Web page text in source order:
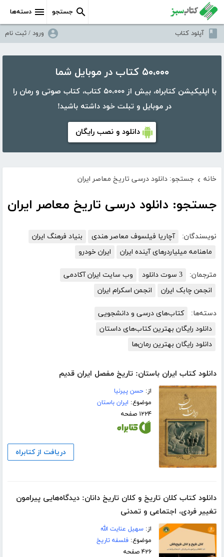
دسته‌ها جستجو
آپلود کتاب ورود / ثبت نام
۵۰،۰۰۰ کتاب در موبایل شما
با اپلیکیشن کتابراه، بیش از ۵۰،۰۰۰ کتاب، کتاب صوتی و رمان را
در موبایل و تبلت خود داشته باشید!
دانلود و نصب رایگان
خانه › جستجو: دانلود درسی تاریخ معاصر ایران
جستجو: دانلود درسی تاریخ معاصر ایران
نویسندگان: آچاریا فیلسوف معاصر هندی
بنیاد فرهنگ ایران
ماهنامه میلیاردرهای آینده ایران
ایران خودرو
مترجمان: 3 سوت دانلود
وب سایت ایران آکادمی
انجمن چابک ایران
انجمن اسکرام ایران
دسته‌ها:
کتاب‌های درسی و دانشجویی
دانلود رایگان بهترین کتاب‌های داستان
دانلود رایگان بهترین رمان‌ها
دانلود کتاب ایران باستان: تاریخ مفصل ایران قدیم
از:حسن پیرنیا
موضوع: ایران باستان
۱۲۲۴ صفحه
دریافت از کتابراه
دانلود کتاب کلان تاریخ و کلان تاریخ دانان: دیدگاه‌هایی پیرامون
تغییر فردی، اجتماعی و تمدنی
از:سهیل عنایت الله
موضوع:فلسفه تاریخ
۴۲۶ صفحه